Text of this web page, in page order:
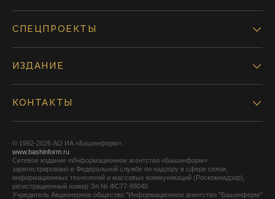
СПЕЦПРОЕКТЫ
ИЗДАНИЕ
КОНТАКТЫ
© 1992-2026 АО ИА «Башинформ».
www.bashinform.ru
Сетевое издание «Информационное агентство «Башинформ»
зарегистрировано в Федеральной службе по надзору в сфере связи,
информационных технологий и массовых коммуникаций (Роскомнадзор),
регистрационный номер Эл № ФС77-88040
Учредитель Акционерное общество "Информационное агентство "Башинформ"